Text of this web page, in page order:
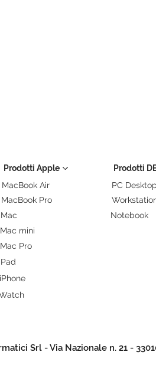
Prodotti Apple
MacBook Air
MacBook Pro
iMac
Mac mini
Mac Pro
iPad
iPhone
Prodotti
PC Desktop
Notebook
Srl - Via Nazionale n. 21 -